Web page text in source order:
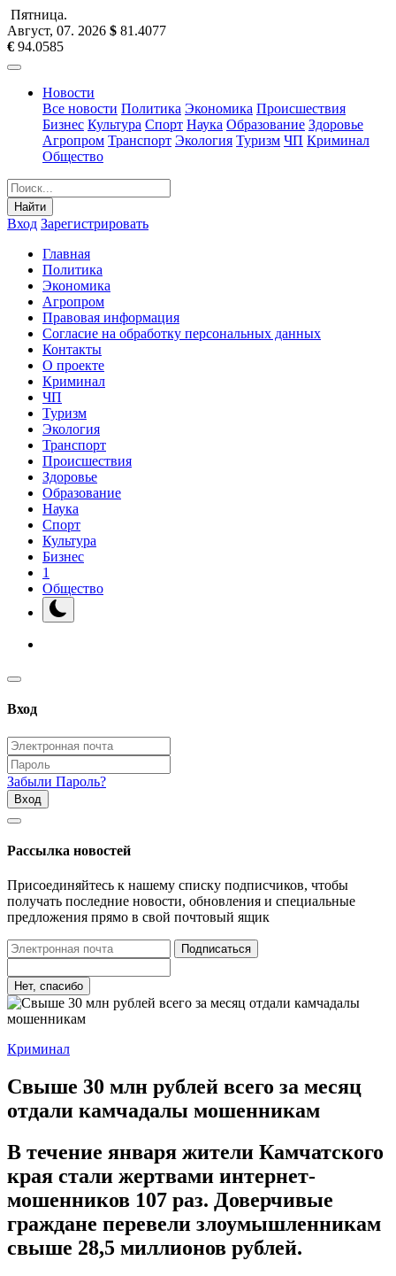
Пятница.
Август, 07. 2026 $ 81.4077
€ 94.0585
Новости
Все новости Политика Экономика Происшествия
Бизнес Культура Спорт Наука Образование Здоровье
Агропром Транспорт Экология Туризм ЧП Криминал
Общество
Найти
Вход Зарегистрировать
Главная
Политика
Экономика
Агропром
Правовая информация
Согласие на обработку персональных данных
Контакты
О проекте
Криминал
ЧП
Туризм
Экология
Транспорт
Происшествия
Здоровье
Образование
Наука
Спорт
Культура
Бизнес
1
Общество
Вход
Забыли Пароль?
Вход
Рассылка новостей
Присоединяйтесь к нашему списку подписчиков, чтобы
получать последние новости, обновления и специальные
предложения прямо в свой почтовый ящик
Подписаться
Нет, спасибо
Криминал
Свыше 30 млн рублей всего за месяц
отдали камчадалы мошенникам
В течение января жители Камчатского
края стали жертвами интернет-
мошенников 107 раз. Доверчивые
граждане перевели злоумышленникам
свыше 28,5 миллионов рублей.